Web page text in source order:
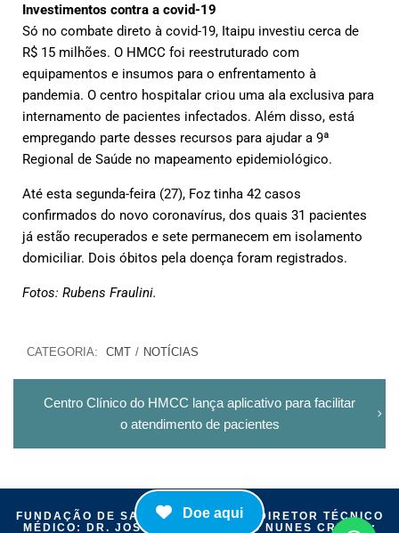
Investimentos contra a covid-19
Só no combate direto à covid-19, Itaipu investiu cerca de
R$ 15 milhões. O HMCC foi reestruturado com
equipamentos e insumos para o enfrentamento à
pandemia. O centro hospitalar criou uma ala exclusiva para
internamento de pacientes infectados. Além disso, está
empregando parte desses recursos para ajudar a 9ª
Regional de Saúde no mapeamento epidemiológico.
Até esta segunda-feira (27), Foz tinha 42 casos
confirmados do novo coronavírus, dos quais 31 pacientes
já estão recuperados e sete permanecem em isolamento
domiciliar. Dois óbitos pela doença foram registrados.
Fotos: Rubens Fraulini.
CATEGORIA: CMT / NOTÍCIAS
Centro Clínico do HMCC lança aplicativo para facilitar
o atendimento de pacientes
FUNDAÇÃO DE SAÚDE ITAIGUAPY | DIRETOR TÉCNICO
MÉDICO: DR. JOSÉ MÁRIO CAMELO NUNES CRM-PR:
Doe aqui